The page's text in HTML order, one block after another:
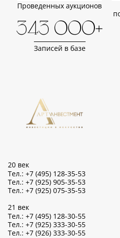
Проведенных аукционов
343 000+
Записей в базе
20 век
Тел.: +7 (495) 128-35-53
Тел.: +7 (925) 905-35-53
Тел.: +7 (925) 075-35-53
21 век
Тел.: +7 (495) 128-30-55
Тел.: +7 (925) 333-30-55
Тел.: +7 (926) 333-30-55